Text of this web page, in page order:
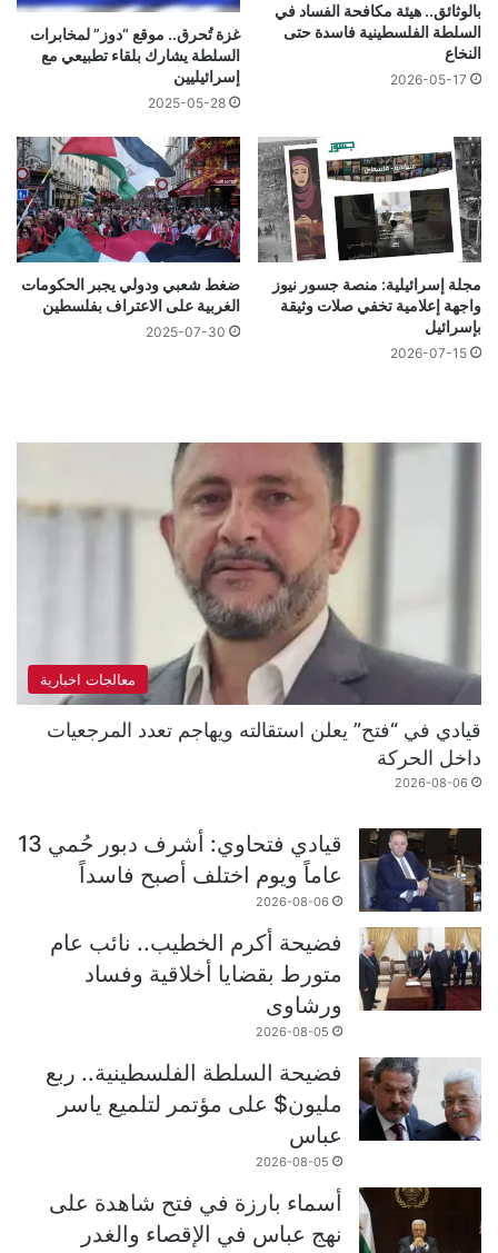
بالوثائق.. هيئة مكافحة الفساد في
السلطة الفلسطينية فاسدة حتى
النخاع
2026-05-17
غزة تُحرق.. موقع “دوز” لمخابرات
السلطة يشارك بلقاء تطبيعي مع
إسرائيليين
2025-05-28
مجلة إسرائيلية: منصة جسور نيوز
واجهة إعلامية تخفي صلات وثيقة
بإسرائيل
2026-07-15
ضغط شعبي ودولي يجبر الحكومات
الغربية على الاعتراف بفلسطين
2025-07-30
معالجات اخبارية
قيادي في “فتح” يعلن استقالته ويهاجم تعدد المرجعيات
داخل الحركة
2026-08-06
قيادي فتحاوي: أشرف دبور حُمي 13
عاماً ويوم اختلف أصبح فاسداً
2026-08-06
فضيحة أكرم الخطيب.. نائب عام
متورط بقضايا أخلاقية وفساد
ورشاوى
2026-08-05
فضيحة السلطة الفلسطينية.. ربع
مليون$ على مؤتمر لتلميع ياسر
عباس
2026-08-05
أسماء بارزة في فتح شاهدة على
نهج عباس في الإقصاء والغدر